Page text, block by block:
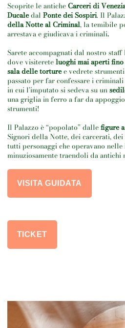
Scoprite le anticheCarceri di
Ducaledal Ponte dei Sospiri. Il
della Notte al Criminal, la temibile
arrestava e giudicava i criminali.
Sarete accompagnati dal nostro
dove visitereteluoghi mai aperti
sala delle torturee vedrete
passato per far confessare i
in cui l’imputato si sedeva su un
una griglia in ferro a far da
strumenti!
Il Palazzo è “popolato” dallefigure
Signori della Notte, dei carcerati,
tutti personaggi che operavano
minuziosamente traendoli da antichi
VISITA GUIDATA
TICKET